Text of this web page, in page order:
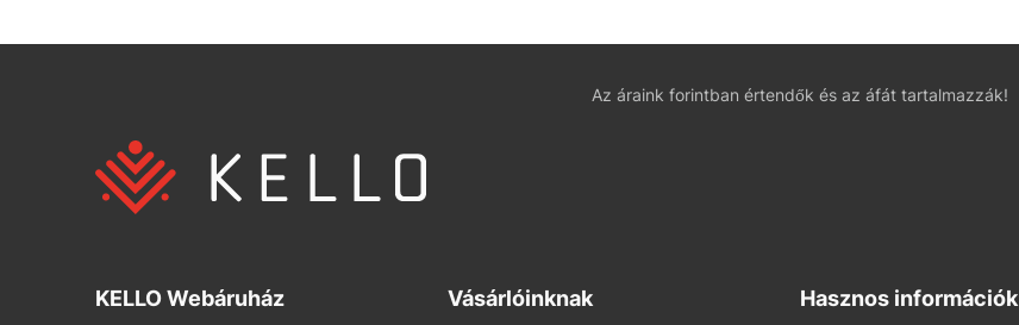
Az áraink forintban értendők és az áfát tartalmazzák!
KELLO Webáruház Vásárlóinknak Hasznos információk